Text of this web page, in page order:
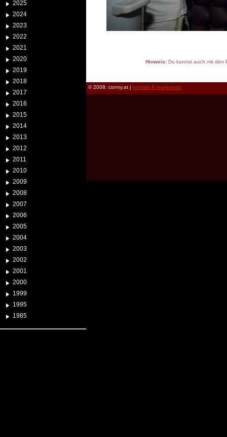
2025
2024
2023
2022
2021
2020
2019
2018
2017
2016
2015
2014
2013
2012
2011
2010
2009
2008
2007
2006
2005
2004
2003
2002
2001
2000
1999
1995
1985
Hinweis:Du kannst auch mit den
© 2008: conny.at | kontakt & impressum